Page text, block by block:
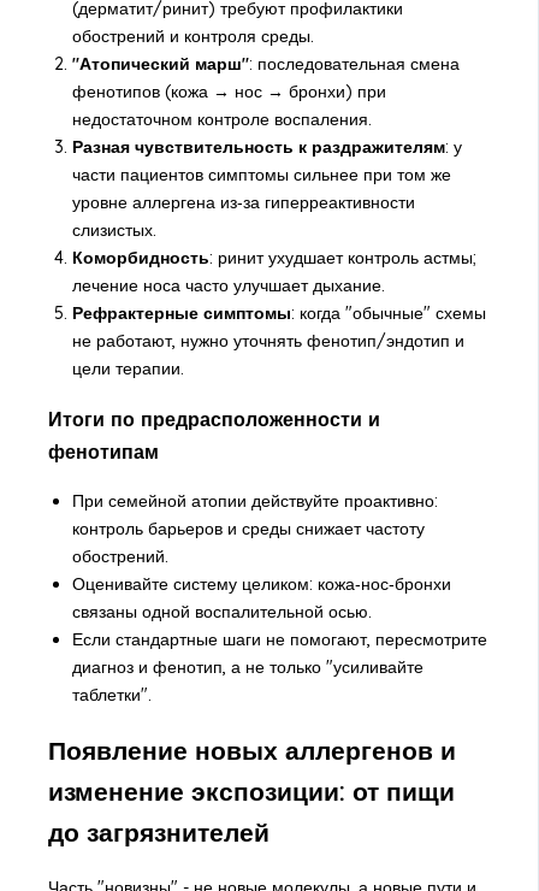
(дерматит/ринит) требуют профилактики
обострений и контроля среды.
"Атопический марш": последовательная смена
фенотипов (кожа → нос → бронхи) при
недостаточном контроле воспаления.
Разная чувствительность к раздражителям: у
части пациентов симптомы сильнее при том же
уровне аллергена из‑за гиперреактивности
слизистых.
Коморбидность: ринит ухудшает контроль астмы;
лечение носа часто улучшает дыхание.
Рефрактерные симптомы: когда "обычные" схемы
не работают, нужно уточнять фенотип/эндотип и
цели терапии.
Итоги по предрасположенности и
фенотипам
При семейной атопии действуйте проактивно:
контроль барьеров и среды снижает частоту
обострений.
Оценивайте систему целиком: кожа‑нос‑бронхи
связаны одной воспалительной осью.
Если стандартные шаги не помогают, пересмотрите
диагноз и фенотип, а не только "усиливайте
таблетки".
Появление новых аллергенов и
изменение экспозиции: от пищи
до загрязнителей